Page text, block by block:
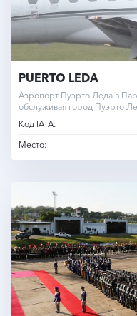
PUERTO LEDA
Аэропорт Пуэрто Леда в
обслуживая город Пуэрто
Код IATA:
Место: